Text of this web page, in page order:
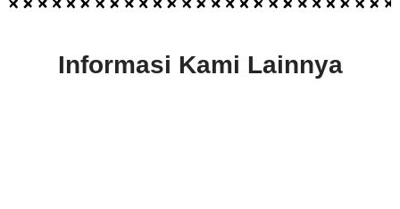
Informasi Kami Lainnya